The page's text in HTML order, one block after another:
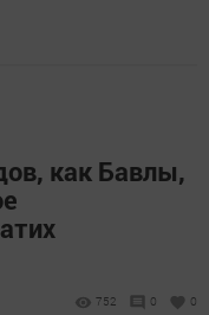
как Бавлы,
752 0 0